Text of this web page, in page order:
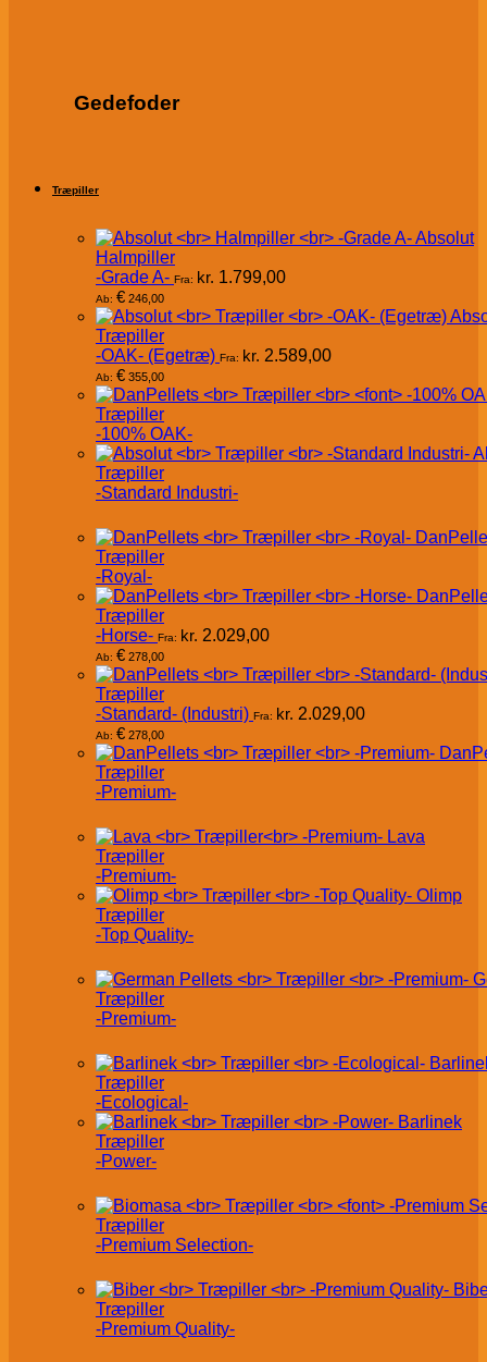
Gedefoder
Træpiller
Absolut
Halmpiller
-Grade A- Fra: kr. 1.799,00
Ab: € 246,00
Træpiller
-OAK- (Egetræ) Fra: kr. 2.589,00
Ab: € 355,00
Træpiller
-100% OAK-
Træpiller
-Standard Industri-
Træpiller
-Royal-
Træpiller
-Horse- Fra: kr. 2.029,00
Ab: € 278,00
Træpiller
-Standard- (Industri) Fra: kr. 2.029,00
Ab: € 278,00
Træpiller
-Premium-
Lava
Træpiller
-Premium-
Olimp
Træpiller
-Top Quality-
Træpiller
-Premium-
Træpiller
-Ecological-
Barlinek
Træpiller
-Power-
Træpiller
-Premium Selection-
Træpiller
-Premium Quality-